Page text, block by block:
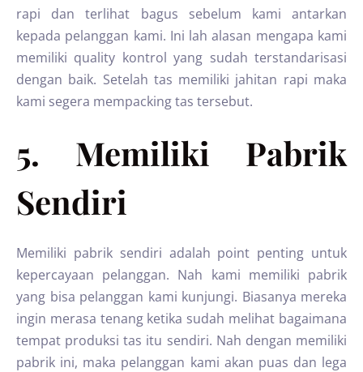
rapi dan terlihat bagus sebelum kami antarkan
kepada pelanggan kami. Ini lah alasan mengapa kami
memiliki quality kontrol yang sudah terstandarisasi
dengan baik. Setelah tas memiliki jahitan rapi maka
kami segera mempacking tas tersebut.
5. Memiliki Pabrik
Sendiri
Memiliki pabrik sendiri adalah point penting untuk
kepercayaan pelanggan. Nah kami memiliki pabrik
yang bisa pelanggan kami kunjungi. Biasanya mereka
ingin merasa tenang ketika sudah melihat bagaimana
tempat produksi tas itu sendiri. Nah dengan memiliki
pabrik ini, maka pelanggan kami akan puas dan lega